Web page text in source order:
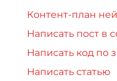
Контент-план
Написать пост в
Написать код по
Написать статью